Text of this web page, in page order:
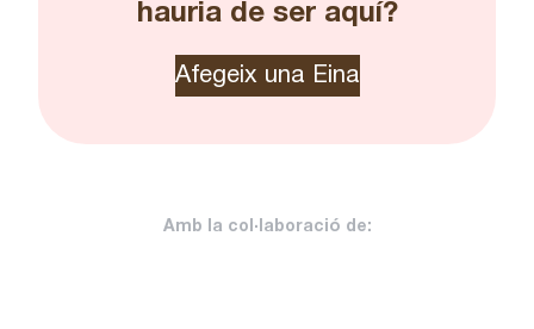
hauria de ser aquí?
Afegeix una Eina
Amb la col·laboració de: